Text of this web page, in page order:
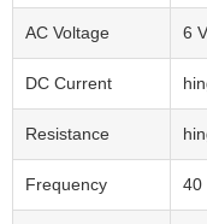
AC Voltage 6
DC Current
Resistance
Frequency 40